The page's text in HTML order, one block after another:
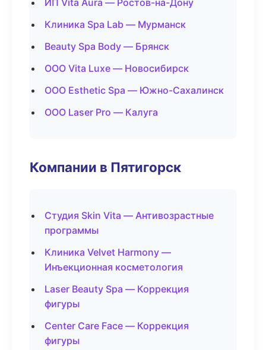
ИП Vita Aura — Ростов-на-Дону
Клиника Spa Lab — Мурманск
Beauty Spa Body — Брянск
ООО Vita Luxe — Новосибирск
ООО Esthetic Spa — Южно-Сахалинск
ООО Laser Pro — Калуга
Компании в Пятигорск
Студия Skin Vita — Антивозрастные
программы
Клиника Velvet Harmony —
Инъекционная косметология
Laser Beauty Spa — Коррекция
фигуры
Center Care Face — Коррекция
фигуры